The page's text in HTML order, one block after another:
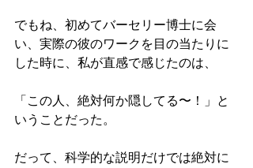
でもね、初めてバーセリー博士に会
い、実際の彼のワークを目の当たりに
した時に、私が直感で感じたのは、
「この人、絶対何か隠してる〜！」と
いうことだった。
だって、科学的な説明だけでは絶対に